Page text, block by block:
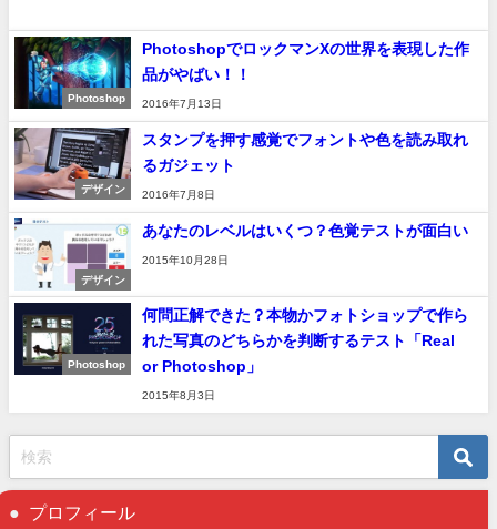
Photoshop
PhotoshopでロックマンXの世界を表現した作
品がやばい！！
2016年7月13日
デザイン
スタンプを押す感覚でフォントや色を読み取れ
るガジェット
2016年7月8日
デザイン
あなたのレベルはいくつ？色覚テストが面白い
2015年10月28日
Photoshop
何問正解できた？本物かフォトショップで作ら
れた写真のどちらかを判断するテスト「Real
or Photoshop」
2015年8月3日
プロフィール